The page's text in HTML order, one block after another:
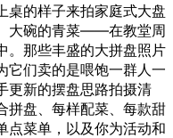
桌的样子来拍家庭式大盘
大碗的青菜——在教堂周
。那些丰盛的大拼盘照片
它们卖的是喂饱一群人一
更新的摆盘思路拍摄清
拼盘、每样配菜、每款甜
点菜单，以及你为活动和